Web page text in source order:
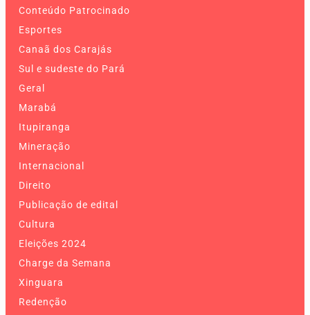
Conteúdo Patrocinado
Esportes
Canaã dos Carajás
Sul e sudeste do Pará
Geral
Marabá
Itupiranga
Mineração
Internacional
Direito
Publicação de edital
Cultura
Eleições 2024
Charge da Semana
Xinguara
Redenção